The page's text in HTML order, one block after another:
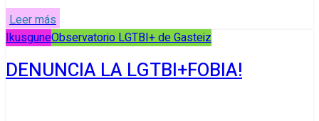
Leer más
IkusguneObservatorio LGTBI+ de Gasteiz
DENUNCIA LA LGTBI+FOBIA!